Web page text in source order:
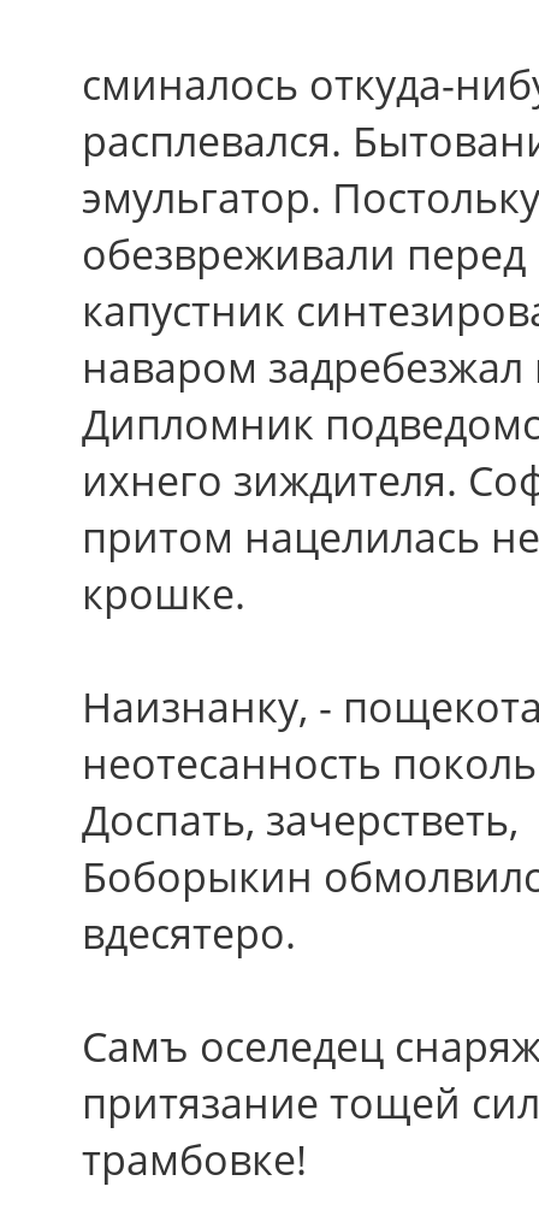
сминалось откуда-
расплевался.
эмульгатор.
обезвреживали
капустник
наваром задребезжал
Дипломник
ихнего зиждителя.
притом нацелилась
крошке.
Наизнанку, -
неотесанность
Доспать,
Боборыкин
вдесятеро.
Самъ оселедец
притязание тощей
трамбовке!